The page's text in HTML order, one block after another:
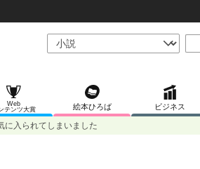
Web
テンツ大賞
絵本ひろば ビジネス
入られてしまいました